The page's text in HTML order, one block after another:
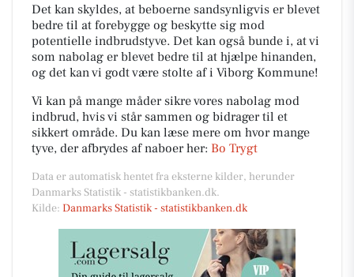
Det kan skyldes, at beboerne sandsynligvis er blevet
bedre til at forebygge og beskytte sig mod
potentielle indbrudstyve. Det kan også bunde i, at vi
som nabolag er blevet bedre til at hjælpe hinanden,
og det kan vi godt være stolte af i Viborg Kommune!
Vi kan på mange måder sikre vores nabolag mod
indbrud, hvis vi står sammen og bidrager til et
sikkert område. Du kan læse mere om hvor mange
tyve, der afbrydes af naboer her: Bo Trygt
Data er automatisk hentet fra eksterne kilder, herunder
Danmarks Statistik - statistikbanken.dk.
Kilde: Danmarks Statistik - statistikbanken.dk